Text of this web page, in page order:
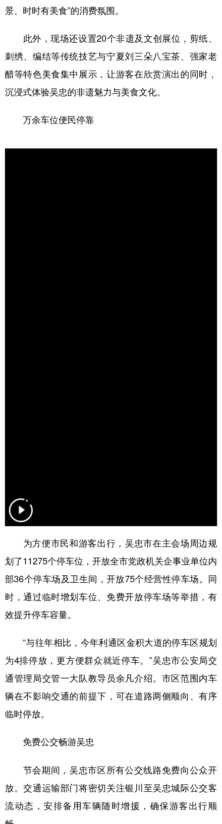
景、时时有美食”的消费氛围。
此外，现场还设置20个非遗及文创展位，剪纸、
刺绣、编结等传统技艺与宁夏刘三朵八宝茶、强家老
醋等特色美食集中展示，让游客在欣赏演出的同时，
沉浸式体验吴忠的非遗魅力与美食文化。
万余车位便民停靠
为方便市民和游客出行，吴忠市在主会场周边规
划了11275个停车位，开放全市党政机关企事业单位内
部36个停车场及卫生间，开放75个经营性停车场。同
时，通过临时增划车位、免费开放停车场等举措，有
效提升停车容量。
“与往年相比，今年利通区金积大道的停车区规划
为4排停放，更方便群众就近停车。”吴忠市公安局交
通管理局交管一大队教导员余凡介绍。市区范围内车
辆在不影响交通的前提下，可在道路两侧顺向、有序
临时停放。
免费公交畅游吴忠
节会期间，吴忠市区所有公交线路免费向公众开
放。交通运输部门将密切关注银川至吴忠城际公交客
流动态，安排备用车辆随时增援，确保游客出行顺